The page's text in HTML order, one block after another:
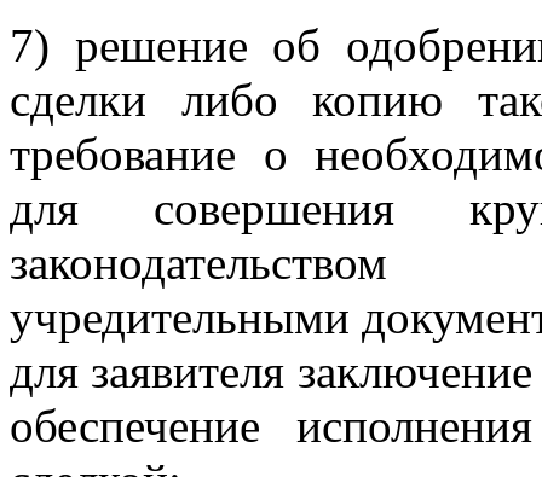
7) решение об
сделки либо копию
требование о
для совершения
учредительными
для заявителя
обеспечение